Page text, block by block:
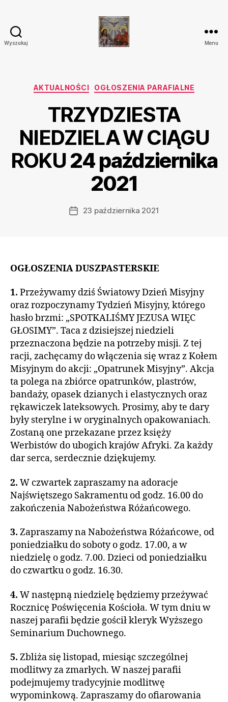
Wyszukaj
Trójcy
w
Ostrówku
Menu
Kategorie
AKTUALNOŚCI OGŁOSZENIA PARAFIALNE
TRZYDZIESTA
NIEDZIELA W CIĄGU
ROKU24 października
2021
Data23 października 2021
OGŁOSZENIA DUSZPASTERSKIE
1. Przeżywamy dziś Światowy Dzień Misyjny
oraz rozpoczynamy Tydzień Misyjny, którego
hasło brzmi: „SPOTKALIŚMY JEZUSA WIĘC
GŁOSIMY”. Taca z dzisiejszej niedzieli
przeznaczona będzie na potrzeby misji. Z tej
racji, zachęcamy do włączenia się wraz z Kołem
Misyjnym do akcji: „Opatrunek Misyjny”. Akcja
ta polega na zbiórce opatrunków, plastrów,
bandaży, opasek dzianych i elastycznych oraz
rękawiczek lateksowych. Prosimy, aby te dary
były sterylne i w oryginalnych opakowaniach.
Zostaną one przekazane przez księży
Werbistów do ubogich krajów Afryki. Za każdy
dar serca, serdecznie dziękujemy.
2. W czwartek zapraszamy na adoracje
Najświętszego Sakramentu od godz. 16.00 do
zakończenia Nabożeństwa Różańcowego.
3. Zapraszamy na Nabożeństwa Różańcowe, od
poniedziałku do soboty o godz. 17.00, a w
niedzielę o godz. 7.00. Dzieci od poniedziałku
do czwartku o godz. 16.30.
4. W następną niedzielę będziemy przeżywać
Rocznicę Poświęcenia Kościoła. W tym dniu w
naszej parafii będzie gościł kleryk Wyższego
Seminarium Duchownego.
5. Zbliża się listopad, miesiąc szczególnej
modlitwy za zmarłych. W naszej parafii
podejmujemy tradycyjnie modlitwę
wypominkową. Zapraszamy do ofiarowania